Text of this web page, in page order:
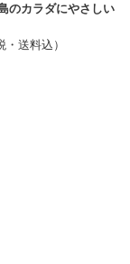
のカラダにやさしい
送料込）